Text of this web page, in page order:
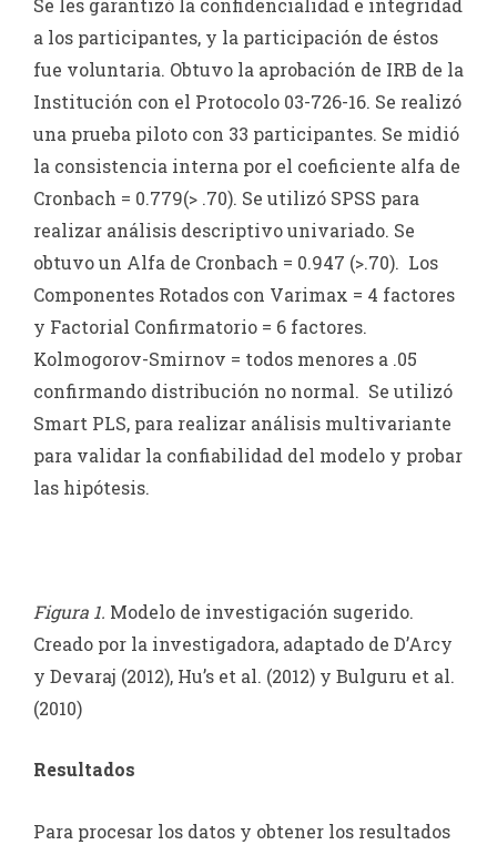
Se les garantizó la confidencialidad e integridad
a los participantes, y la participación de éstos
fue voluntaria. Obtuvo la aprobación de IRB de la
Institución con el Protocolo 03-726-16. Se realizó
una prueba piloto con 33 participantes. Se midió
la consistencia interna por el coeficiente alfa de
Cronbach = 0.779(> .70). Se utilizó SPSS para
realizar análisis descriptivo univariado. Se
obtuvo un Alfa de Cronbach = 0.947 (>.70). Los
Componentes Rotados con Varimax = 4 factores
y Factorial Confirmatorio = 6 factores.
Kolmogorov-Smirnov = todos menores a .05
confirmando distribución no normal. Se utilizó
Smart PLS, para realizar análisis multivariante
para validar la confiabilidad del modelo y probar
las hipótesis.
Figura 1. Modelo de investigación sugerido.
Creado por la investigadora, adaptado de D’Arcy
y Devaraj (2012), Hu’s et al. (2012) y Bulguru et al.
(2010)
Resultados
Para procesar los datos y obtener los resultados